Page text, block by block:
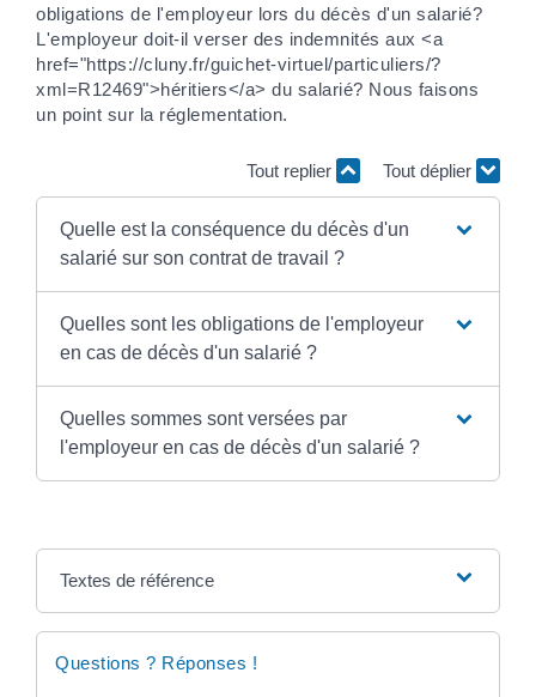
obligations de l'employeur lors du décès d'un salarié?
L'employeur doit-il verser des indemnités aux <a
href="https://cluny.fr/guichet-virtuel/particuliers/?
xml=R12469">héritiers</a> du salarié? Nous faisons
un point sur la réglementation.
Tout replier Tout déplier
Quelle est la conséquence du décès d'un
salarié sur son contrat de travail ?
Quelles sont les obligations de l'employeur
en cas de décès d'un salarié ?
Quelles sommes sont versées par
l'employeur en cas de décès d'un salarié ?
Textes de référence
Questions ? Réponses !